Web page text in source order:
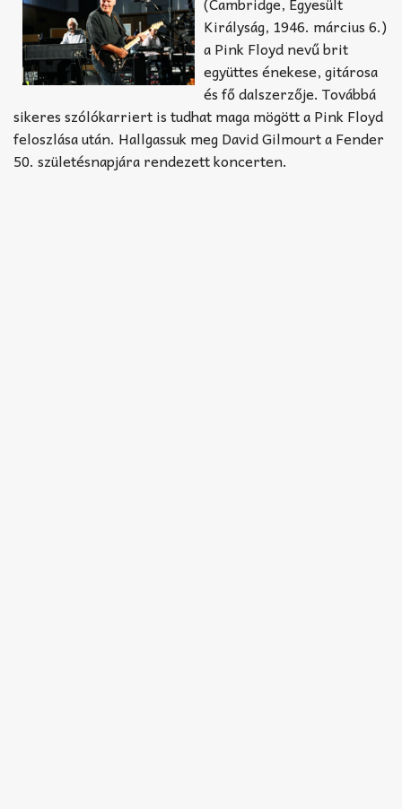
TABok
Improvizáció
Királyság, 1946. március 6.)
a Pink Floyd nevű brit
együttes énekese, gitárosa
és fő dalszerzője. Továbbá
sikeres szólókarriert is tudhat maga mögött a Pink Floyd
feloszlása után. Hallgassuk meg David Gilmourt a Fender
50. születésnapjára rendezett koncerten.